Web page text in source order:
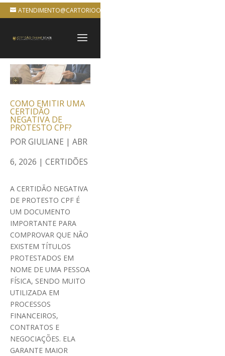
ATENDIMENTO@CARTORIOONLINEBRASIL.COM.BR
COMO EMITIR UMA
CERTIDÃO
NEGATIVA DE
PROTESTO CPF?
PORGIULIANE | ABR
6, 2026 | CERTIDÕES
A CERTIDÃO NEGATIVA
DE PROTESTO CPF É
UM DOCUMENTO
IMPORTANTE PARA
COMPROVAR QUE NÃO
EXISTEM TÍTULOS
PROTESTADOS EM
NOME DE UMA PESSOA
FÍSICA, SENDO MUITO
UTILIZADA EM
PROCESSOS
FINANCEIROS,
CONTRATOS E
NEGOCIAÇÕES. ELA
GARANTE MAIOR